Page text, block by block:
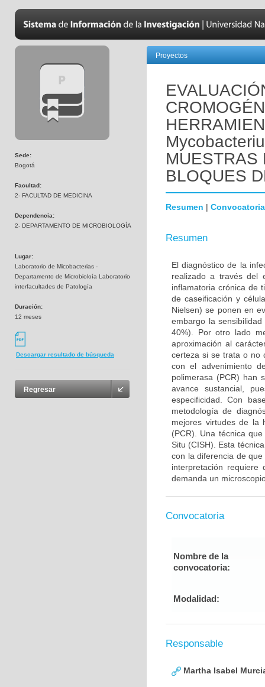
Sede:
Bogotá
Facultad:
2- FACULTAD DE MEDICINA
Dependencia:
2- DEPARTAMENTO DE MICROBIOLOGÍA
Lugar:
Laboratorio de Micobacterias -
Departamento de Microbioloía Laboratorio
interfacultades de Patología
Duración:
12 meses
Descargar resultado de búsqueda
Regresar
Proyectos
MUESTRAS
BLOQUES
Resumen | Convocatoria
Resumen
El diagnóstico de la
realizado a través del
inflamatoria crónica de
de caseificación y
Nielsen) se ponen en
embargo la
40%). Por otro lado
aproximación al
certeza si se trata o no
con el advenimiento
polimerasa (PCR) han
avance sustancial,
especificidad. Con
metodología de
mejores virtudes de la
(PCR). Una técnica
Situ (CISH). Esta
con la diferencia de
interpretación requiere
demanda un
Convocatoria
Nombre de la
convocatoria:
Modalidad:
Responsable
Martha Isabel